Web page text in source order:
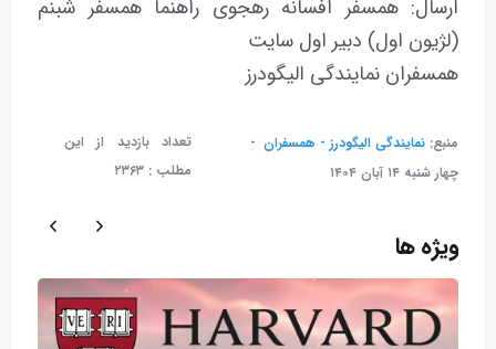
ارسال: همسفر افسانه رهجوی راهنما همسفر شبنم
(لژیون اول) دبیر اول سایت
همسفران نمایندگی الیگودرز
منبع: نمایندگی الیگودرز - همسفران
چهار شنبه ۱۴ آبان ۱۴۰۴
تعداد بازدید از این
مطلب : ۲۳۶۳
ویژه ها